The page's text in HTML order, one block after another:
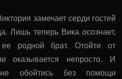
замечает серди гостей
Лишь теперь Вика осознает,
родной брат. Отойти от
оказывается непросто. И
не обойтись без помощи